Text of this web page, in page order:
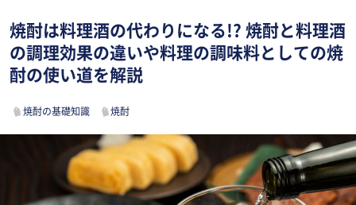
焼酎は料理酒の代わりになる!? 焼酎と料理酒
の調理効果の違いや料理の調味料としての焼
酎の使い道を解説
焼酎の基礎知識 焼酎